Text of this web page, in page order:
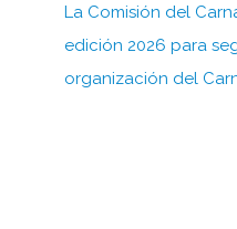
La Comisión del
edición 2026 para
organización del